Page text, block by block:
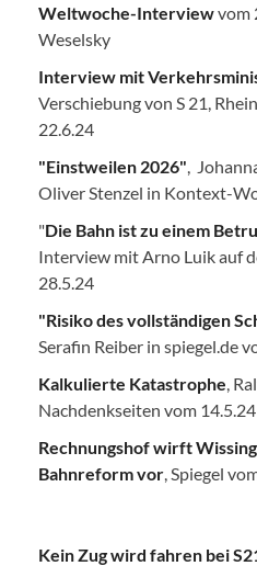
Weltwoche-Interviewvom
Weselsky
Interview mit
Verschiebung von S 21,
22.6.24
"Einstweilen 2026",
Oliver Stenzel in Kontext-
"Die Bahn ist zu einem
Interview mit Arno Luik auf
28.5.24
"Risiko des vollständigen
Serafin Reiber in spiegel.de
Kalkulierte Katastrophe,
Nachdenkseiten vom 14.5.24
Rechnungshof wirft
Bahnreform vor, Spiegel
Kein Zug wird fahren bei